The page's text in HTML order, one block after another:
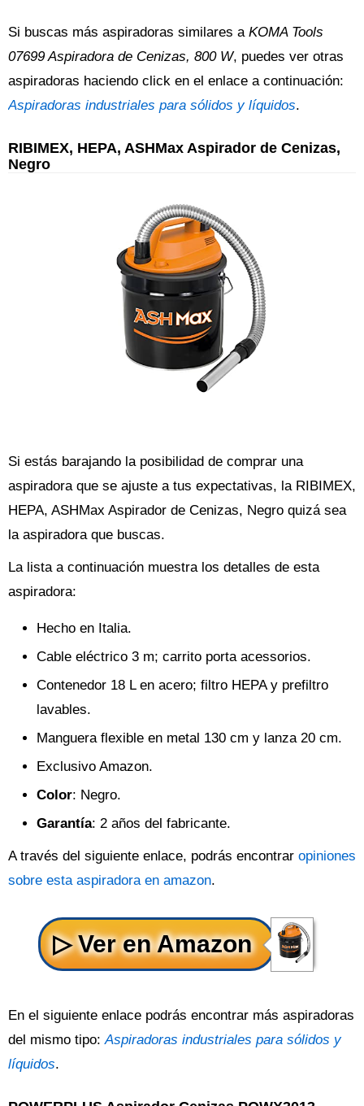
Si buscas más aspiradoras similares a KOMA Tools
07699 Aspiradora de Cenizas, 800 W, puedes ver otras
aspiradoras haciendo click en el enlace a continuación:
Aspiradoras industriales para sólidos y líquidos.
RIBIMEX, HEPA, ASHMax Aspirador de Cenizas,
Negro
Si estás barajando la posibilidad de comprar una
aspiradora que se ajuste a tus expectativas, la RIBIMEX,
HEPA, ASHMax Aspirador de Cenizas, Negro quizá sea
la aspiradora que buscas.
La lista a continuación muestra los detalles de esta
aspiradora:
Hecho en Italia.
Cable eléctrico 3 m; carrito porta acessorios.
Contenedor 18 L en acero; filtro HEPA y prefiltro
lavables.
Manguera flexible en metal 130 cm y lanza 20 cm.
Exclusivo Amazon.
Color: Negro.
Garantía: 2 años del fabricante.
A través del siguiente enlace, podrás encontrar opiniones
sobre esta aspiradora en amazon.
En el siguiente enlace podrás encontrar más aspiradoras
del mismo tipo:Aspiradoras industriales para sólidos y
líquidos.